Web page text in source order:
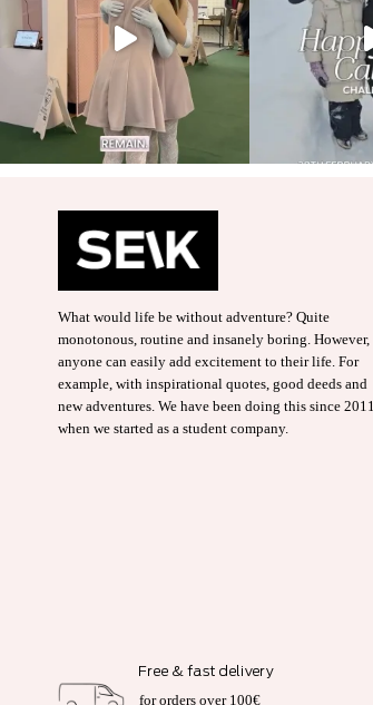
What would life be without adventure? Quite
monotonous, routine and insanely boring. However,
anyone can easily add excitement to their life. For
example, with inspirational quotes, good deeds and
new adventures. We have been doing this since 2011
when we started as a student company.
Free & fast delivery
for orders over 100€